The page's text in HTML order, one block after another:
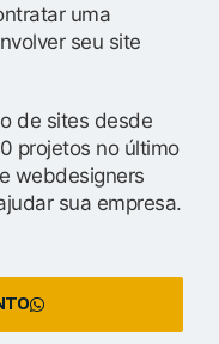
uma
seu site
de sites desde
projetos no último
webdesigners
sua empresa.